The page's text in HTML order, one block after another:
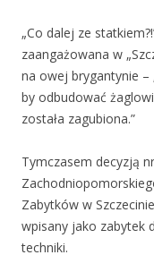
„Co dalej ze
zaangażowana w
na owej brygantynie
by odbudować
została zagubiona.”
Tymczasem decyzją
Zabytków w
wpisany jako zabytek
techniki.